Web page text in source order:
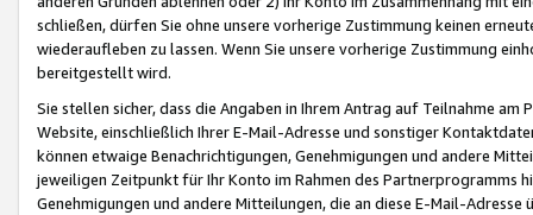
schließen, dürfen Sie ohne unsere vorherige Zustimmung keinen
wiederaufleben zu lassen. Wenn Sie unsere vorherige Zustimmung
bereitgestellt wird.
Sie stellen sicher, dass die Angaben in Ihrem Antrag auf Teilnahme
Website, einschließlich Ihrer E-Mail-Adresse und sonstiger
können etwaige Benachrichtigungen, Genehmigungen und andere
jeweiligen Zeitpunkt für Ihr Konto im Rahmen des Partnerprogramms
Genehmigungen und andere Mitteilungen, die an diese E-Mail-